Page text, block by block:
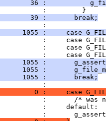
36 :
:         }
39 :       break;
:
1055 :     case
:     case
:     case
:     case
1055 :
1055 :
1055 :       break;
:
0 :     case
:       /* was
:     default:
: